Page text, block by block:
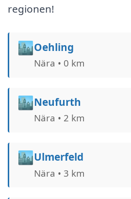
regionen!
🏙️Oehling
Nära • 0 km
🏙️Neufurth
Nära • 2 km
🏙️Ulmerfeld
Nära • 3 km